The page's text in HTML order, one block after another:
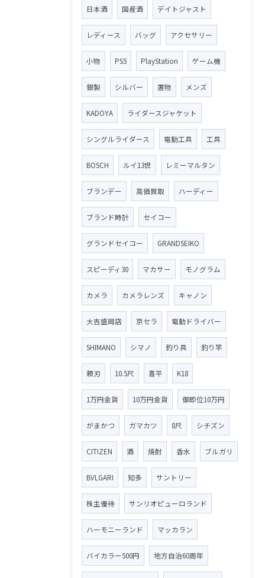
日本酒 国産酒 デイトジャスト
レディース バッグ アクセサリー
小物 PS5 PlayStation ゲーム機
銀製 シルバー 置物 メンズ
KADOYA ライダースジャケット
シングルライダース 電動工具 工具
BOSCH ルイ13世 レミーマルタン
ブランデー 高価買取 ハーディー
ブランド時計 セイコー
グランドセイコー GRANDSEIKO
スピーディ30 マカサー モノグラム
カメラ カメラレンズ キャノン
大吉盛岡店 京セラ 電動ドライバー
SHIMANO シマノ 釣り具 釣り竿
頼刃 10.5尺 喜平 K18
1万円金貨 10万円金貨 御即位10万円
がまかつ ガマカツ 8尺 シチズン
CITIZEN 酒 焼酎 香水 ブルガリ
BVLGARI 知多 サントリー
株主優待 サンリオピューロランド
ハーモニーランド マッカラン
バイカラー500円 地方自治60周年